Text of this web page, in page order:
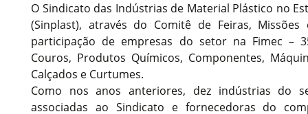
O Sindicato das Indústrias de Material Plástico no
(Sinplast), através do Comitê de Feiras,
participação de empresas do setor na Fimec –
Couros, Produtos Químicos, Componentes,
Calçados e Curtumes.
Como nos anos anteriores, dez indústrias do
associadas ao Sindicato e fornecedoras do